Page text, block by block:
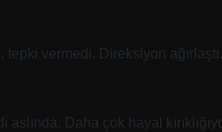
tepki vermedi. Direksiyon
aslında. Daha çok hayal